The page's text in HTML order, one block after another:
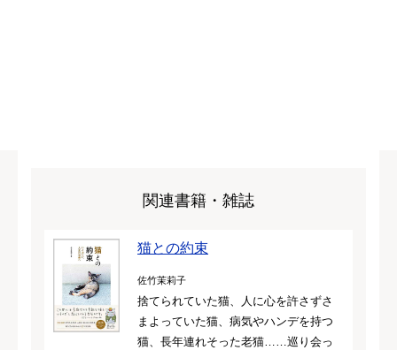
関連書籍・雑誌
猫との約束
佐竹茉莉子
捨てられていた猫、人に心を許さずさ
まよっていた猫、病気やハンデを持つ
猫、長年連れそった老猫……巡り会っ